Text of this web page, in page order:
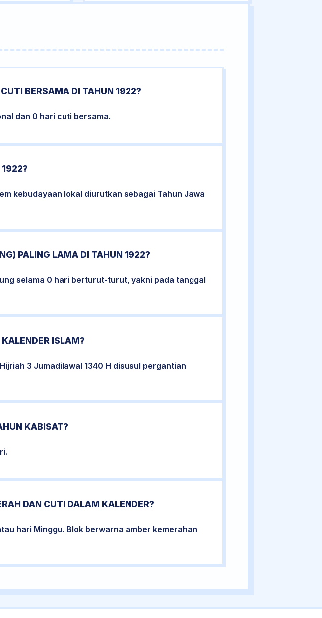
BERSAMA DI TAHUN 1922?
dan 0 hari cuti bersama.
1922?
kebudayaan lokal diurutkan sebagai Tahun Jawa
PALING LAMA DI TAHUN 1922?
selama 0 hari berturut-turut, yakni pada tanggal
ISLAM?
3 Jumadilawal 1340 H disusul pergantian
KABISAT?
DAN CUTI DALAM KALENDER?
hari Minggu. Blok berwarna amber kemerahan